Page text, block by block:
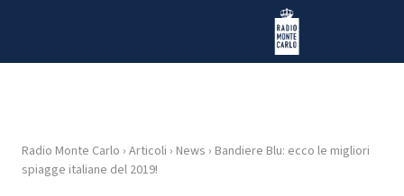
Radio Monte Carlo
HOME
Radio Monte Carlo › Articoli › News › Bandiere Blu: ecco le migliori
spiagge italiane del 2019!